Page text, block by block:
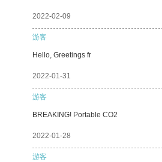
2022-02-09
游客
Hello, Greetings fr
2022-01-31
游客
BREAKING! Portable CO2
2022-01-28
游客